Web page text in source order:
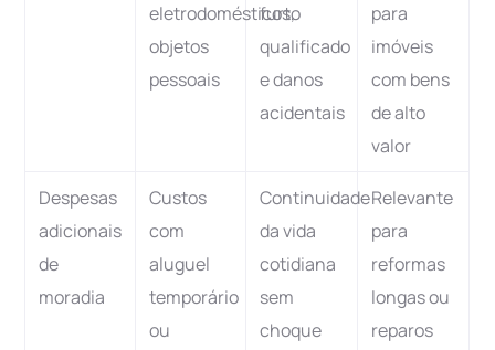
eletrodomésticos,
objetos
pessoais
furto
qualificado
e danos
acidentais
para
imóveis
com bens
de alto
valor
Despesas
adicionais
de
moradia
Custos
com
aluguel
temporário
ou
Continuidade
da vida
cotidiana
sem
choque
Relevante
para
reformas
longas ou
reparos